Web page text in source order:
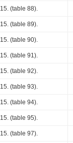
15. (table 88).
15. (table 89).
15. (table 90).
15. (table 91).
15. (table 92).
15. (table 93).
15. (table 94).
15. (table 95).
15. (table 97).